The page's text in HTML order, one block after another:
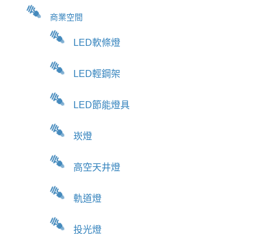
商業空間
LED軟條燈
LED輕鋼架
LED節能燈具
崁燈
高空天井燈
軌道燈
投光燈